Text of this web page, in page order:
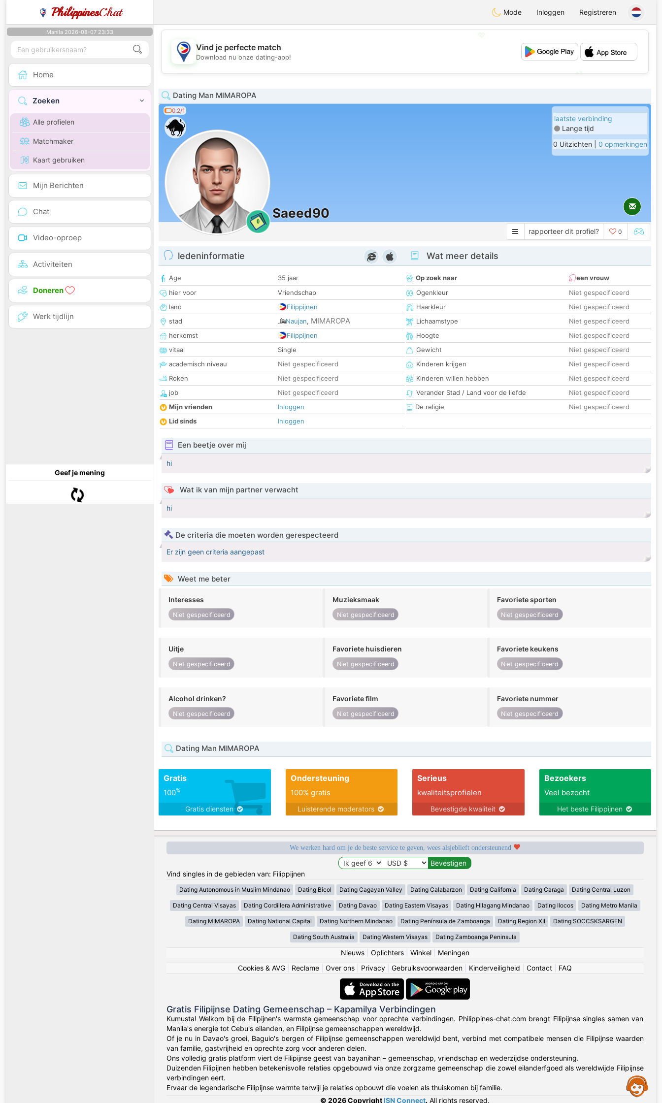
PhilippinesChat Mode Inloggen Registreren
Manila 2026-08-07 23:33
Home
Zoeken
Alle profielen
Matchmaker
Kaart gebruiken
Mijn Berichten
Chat
Video-oproep
Activiteiten
Doneren
Werk tijdlijn
Geef je mening
💖
💕
Vind je perfecte match
Download nu onze dating-app!
Dating Man MIMAROPA
0.2/1
0
Saeed90
laatste verbinding
Lange tijd
0 Uitzichten | 0 opmerkingen
rapporteer dit profiel? 0
ledeninformatie
Age
35 jaar
hier voor
Vriendschap
land
Filippijnen
stad
Naujan, MIMAROPA
herkomst
Filippijnen
vitaal
Single
academisch niveau
Niet gespecificeerd
Roken
Niet gespecificeerd
job
Niet gespecificeerd
Mijn vrienden
Inloggen
Lid sinds
Inloggen
Wat meer details
Op zoek naar
een vrouw
Ogenkleur
Niet gespecificeerd
Haarkleur
Niet gespecificeerd
Lichaamstype
Niet gespecificeerd
Hoogte
Niet gespecificeerd
Gewicht
Niet gespecificeerd
Kinderen krijgen
Niet gespecificeerd
Kinderen willen hebben
Niet gespecificeerd
Verander Stad / Land voor de liefde
Niet gespecificeerd
De religie
Niet gespecificeerd
Een beetje over mij
hi
Wat ik van mijn partner verwacht
hi
De criteria die moeten worden gerespecteerd
Er zijn geen criteria aangepast
Weet me beter
Interesses
Niet gespecificeerd
Muzieksmaak
Niet gespecificeerd
Favoriete sporten
Niet gespecificeerd
Uitje
Niet gespecificeerd
Favoriete huisdieren
Niet gespecificeerd
Favoriete keukens
Niet gespecificeerd
Alcohol drinken?
Niet gespecificeerd
Favoriete film
Niet gespecificeerd
Favoriete nummer
Niet gespecificeerd
Dating Man MIMAROPA
Gratis
100%
Gratis diensten
Ondersteuning
100% gratis
Luisterende moderators
Serieus
kwaliteitsprofielen
Bevestigde kwaliteit
Bezoekers
Veel bezocht
Het beste Filippijnen
We werken hard om je de beste service te geven, wees alsjeblieft ondersteunend
Vind singles in de gebieden van: Filippijnen
Dating Autonomous in Muslim Mindanao Dating Bicol Dating Cagayan Valley Dating Calabarzon Dating California Dating Caraga Dating Central Luzon
Dating Central Visayas Dating Cordillera Administrative Dating Davao Dating Eastern Visayas Dating Hilagang Mindanao Dating Ilocos Dating Metro Manila
Dating MIMAROPA Dating National Capital Dating Northern Mindanao Dating Península de Zamboanga Dating Region XII Dating SOCCSKSARGEN
Dating South Australia Dating Western Visayas Dating Zamboanga Peninsula
Nieuws| Oplichters| Winkel| Meningen
Cookies & AVG
Reclame Over ons Privacy Gebruiksvoorwaarden Kinderveiligheid Contact FAQ
Gratis Filipijnse Dating Gemeenschap – Kapamilya Verbindingen
Kumusta! Welkom bij de Filipijnen's warmste gemeenschap voor oprechte verbindingen. Philippines-chat.com brengt Filipijnse singles samen van
Manila's energie tot Cebu's eilanden, en Filipijnse gemeenschappen wereldwijd.
Of je nu in Davao's groei, Baguio's bergen of Filipijnse gemeenschappen wereldwijd bent, verbind met compatibele mensen die Filipijnse waarden
van familie, gastvrijheid en oprechte zorg voor anderen delen.
Ons volledig gratis platform viert de Filipijnse geest van bayanihan – gemeenschap, vriendschap en wederzijdse ondersteuning.
Duizenden Filipijnen hebben betekenisvolle relaties opgebouwd via onze zorgzame gemeenschap die zowel eilanderfgoed als wereldwijde Filipijnse
verbindingen eert.
Ervaar de legendarische Filipijnse warmte terwijl je relaties opbouwt die voelen als thuiskomen bij familie.
© 2026 Copyright ISN Connect. All rights reserved.